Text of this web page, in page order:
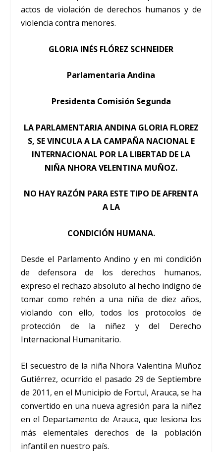
actos de violación de derechos humanos y de
violencia contra menores.
GLORIA INÉS FLÓREZ SCHNEIDER
Parlamentaria Andina
Presidenta Comisión Segunda
LA PARLAMENTARIA ANDINA GLORIA FLOREZ
S, SE VINCULA A LA CAMPAÑA NACIONAL E
INTERNACIONAL POR LA LIBERTAD DE LA
NIÑA NHORA VELENTINA MUÑOZ.
NO HAY RAZÓN PARA ESTE TIPO DE AFRENTA
A LA
CONDICIÓN HUMANA.
Desde el Parlamento Andino y en mi condición
de defensora de los derechos humanos,
expreso el rechazo absoluto al hecho indigno de
tomar como rehén a una niña de diez años,
violando con ello, todos los protocolos de
protección de la niñez y del Derecho
Internacional Humanitario.
El secuestro de la niña Nhora Valentina Muñoz
Gutiérrez, ocurrido el pasado 29 de Septiembre
de 2011, en el Municipio de Fortul, Arauca, se ha
convertido en una nueva agresión para la niñez
en el Departamento de Arauca, que lesiona los
más elementales derechos de la población
infantil en nuestro país.